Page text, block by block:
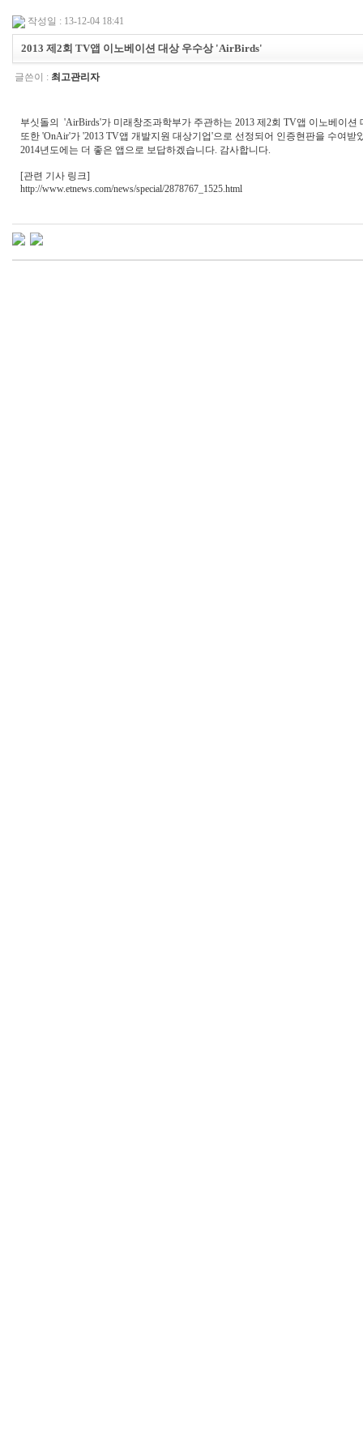
작성일 : 13-12-04 18:41
2013 제2회 TV앱 이노베이션 대상 우수상 'AirBirds'
글쓴이 : 최고관리자
부싯돌의 'AirBirds'가 미래창조과학부가 주관하는 2013 제2회 TV앱 이노베이션
또한 'OnAir'가 '2013 TV앱 개발지원 대상기업'으로 선정되어 인증현판을 수여받
2014년도에는 더 좋은 앱으로 보답하겠습니다. 감사합니다.
[관련 기사 링크]
http://www.etnews.com/news/special/2878767_1525.html